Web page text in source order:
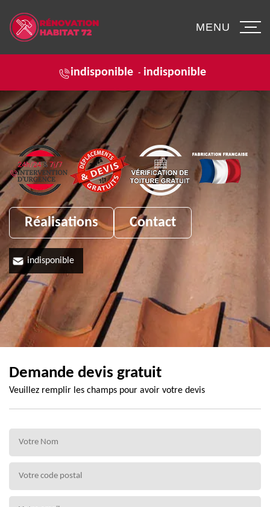
indisponible - indisponible
MENU
Réalisations Contact
indisponible
Demande devis gratuit
Veuillez remplir les champs pour avoir votre devis